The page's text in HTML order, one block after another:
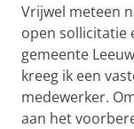
Vrijwel meteen
open sollicitatie
gemeente
kreeg ik een
medewerker.
aan het